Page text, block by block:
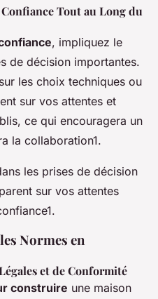
Tout au Long du
, impliquez le
de décision importantes.
les choix techniques ou
sur vos attentes et
ce qui encouragera un
la collaboration1.
les prises de décision
sur vos attentes
Normes en
et de Conformité
construire une maison